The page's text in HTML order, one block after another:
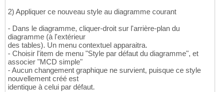
2) Appliquer ce nouveau style au diagramme courant
- Dans le diagramme, cliquer-droit sur l'arrière-plan du
diagramme (à l'extérieur
des tables). Un menu contextuel apparaitra.
- Choisir l'item de menu "Style par défaut du diagramme", et
associer "MCD simple"
- Aucun changement graphique ne survient, puisque ce style
nouvellement créé est
identique à celui par défaut.